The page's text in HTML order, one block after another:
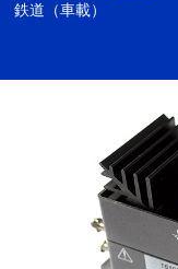
鉄道（車載）